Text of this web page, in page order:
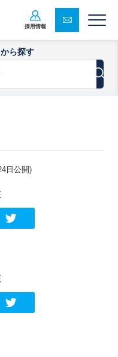
採用情報
ら探す
日公開)